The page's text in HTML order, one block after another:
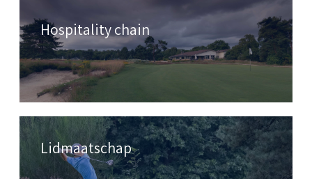
Hospitality chain
Lidmaatschap